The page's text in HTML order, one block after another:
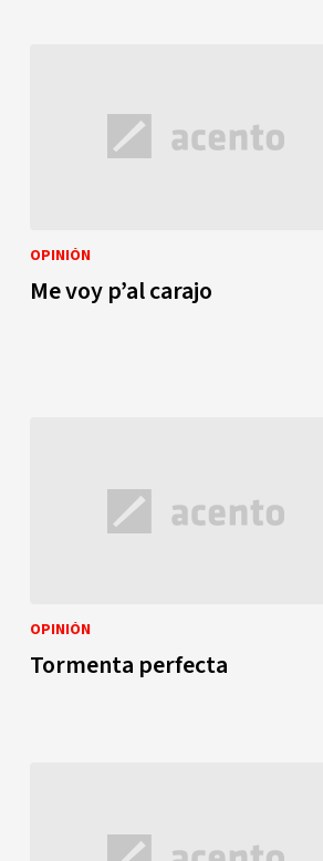
OPINIÓN
Me voy p’al carajo
OPINIÓN
Tormenta perfecta